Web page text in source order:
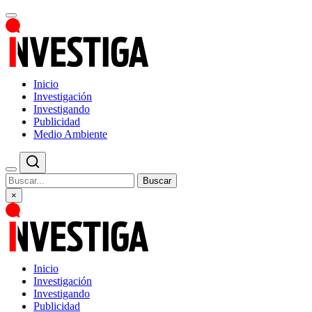
Inicio
Investigación
Investigando
Publicidad
Medio Ambiente
Buscar
×
Inicio
Investigación
Investigando
Publicidad